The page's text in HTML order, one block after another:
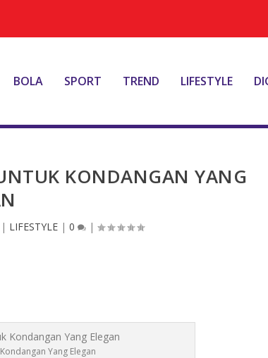
BOLA SPORT TREND LIFESTYLE
KONDANGAN YANG
| LIFESTYLE |0 |
Yang Elegan